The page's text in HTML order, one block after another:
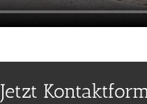
Jetzt